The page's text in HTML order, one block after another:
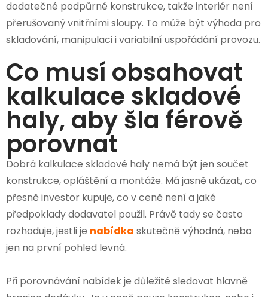
dodatečné podpůrné konstrukce, takže interiér není
přerušovaný vnitřními sloupy. To může být výhoda pro
skladování, manipulaci i variabilní uspořádání provozu.
Co musí obsahovat
kalkulace skladové
haly, aby šla férově
porovnat
Dobrá kalkulace skladové haly nemá být jen součet
konstrukce, opláštění a montáže. Má jasně ukázat, co
přesně investor kupuje, co v ceně není a jaké
předpoklady dodavatel použil. Právě tady se často
rozhoduje, jestli je nabídka skutečně výhodná, nebo
jen na první pohled levná.
Při porovnávání nabídek je důležité sledovat hlavně